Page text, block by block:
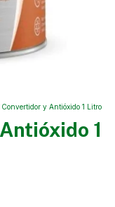
Convertidor y Antióxido 1 Litro
1